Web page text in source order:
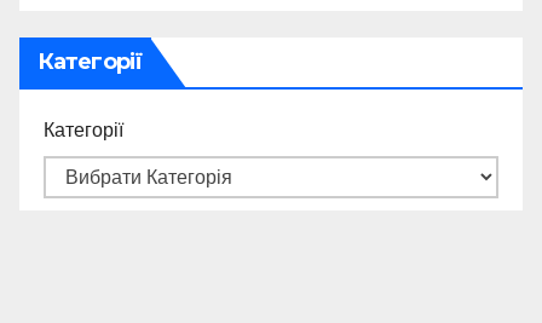
Категорії
Категорії